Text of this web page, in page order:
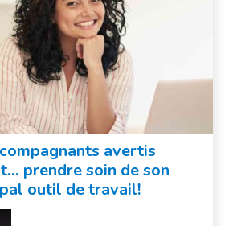
avertis
prendre soin de son
outil de travail!